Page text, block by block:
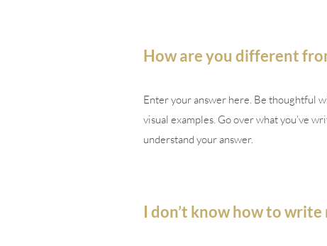
How are you different
Enter your answer here. Be thoughtful
visual examples. Go over what you’ve
understand your answer.
I don’t know how to write